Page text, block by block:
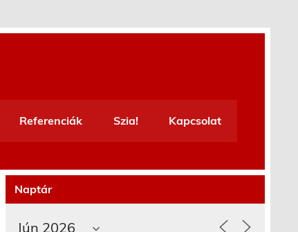
Referenciák Szia! Kapcsolat
Naptár